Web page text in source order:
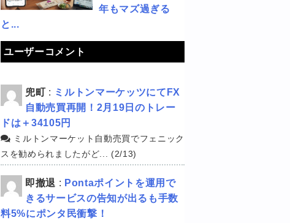
年もマズ過ぎる
と...
ユーザーコメント
兜町 : ミルトンマーケッツにてFX
自動売買再開！2月19日のトレー
ドは＋34105円
ミルトンマーケット自動売買でフェニック
スを勧められましたがど... (2/13)
即撤退 : Pontaポイントを運用で
きるサービスの告知が出るも手数
料5%にポンタ民衝撃！